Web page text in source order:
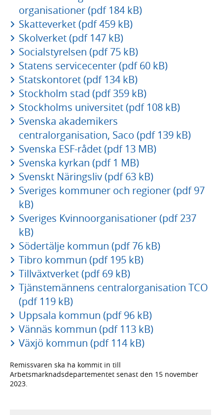
organisationer (pdf 184 kB)
Skatteverket (pdf 459 kB)
Skolverket (pdf 147 kB)
Socialstyrelsen (pdf 75 kB)
Statens servicecenter (pdf 60 kB)
Statskontoret (pdf 134 kB)
Stockholm stad (pdf 359 kB)
Stockholms universitet (pdf 108 kB)
Svenska akademikers
centralorganisation, Saco (pdf 139 kB)
Svenska ESF-rådet (pdf 13 MB)
Svenska kyrkan (pdf 1 MB)
Svenskt Näringsliv (pdf 63 kB)
Sveriges kommuner och regioner (pdf 97
kB)
Sveriges Kvinnoorganisationer (pdf 237
kB)
Södertälje kommun (pdf 76 kB)
Tibro kommun (pdf 195 kB)
Tillväxtverket (pdf 69 kB)
Tjänstemännens centralorganisation TCO
(pdf 119 kB)
Uppsala kommun (pdf 96 kB)
Vännäs kommun (pdf 113 kB)
Växjö kommun (pdf 114 kB)
Remissvaren ska ha kommit in till
Arbetsmarknadsdepartementet senast den 15 november
2023.